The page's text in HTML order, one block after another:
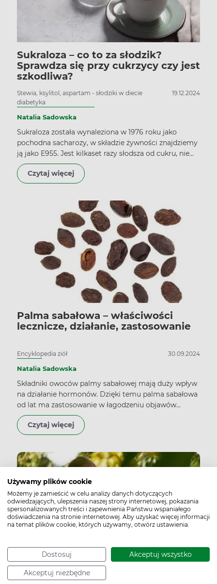
Używamy plików cookie
Możemy je zamieścić w celu analizy danych dotyczących
odwiedzających, ulepszenia naszej strony internetowej, pokazania
spersonalizowanych treści i zapewnienia Państwu wspaniałego
doświadczenia na stronie internetowej. Aby uzyskać więcej informacji
na temat plików cookie, których używamy, otwórz ustawienia.
Dostosuj Akceptuj wszystko
Akceptuj niezbędne
Sukraloza – co to za słodzik?
Sprawdza się przy cukrzycy czy jest
szkodliwa?
Stewia, ksylitol, aspartam - słodziki w diecie
diabetyka
19.12.2024
Natalia Sadowska
Sukraloza została wynaleziona w 1976 roku jako
pochodna sacharozy, w składzie żywności znajdziemy
ją jako E955. Jest kilkaset razy słodsza od cukru, nie
zawiera kalorii i jej indeks glikemiczny wynosi zero.
Czytaj więcej
Palma sabałowa – właściwości
lecznicze, działanie, zastosowanie
Encyklopedia ziół 30.09.2024
Natalia Sadowska
Składniki owoców palmy sabałowej mają duży wpływ
na działanie hormonów. Dzięki temu palma sabałowa
od lat ma zastosowanie w łagodzeniu objawów
przerostu gruczołu krokowego. Od niedawna za to
suplementuje się ją w terapii łysienia androgenowego.
Czytaj więcej
Kombucha to grzyb czy herbata?
Jakie ma właściwości?